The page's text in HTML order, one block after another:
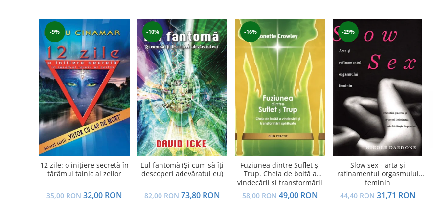
Spiritualitate şi ştiinţă
Fără categorie
Cunoaștere
-9%
12 zile: o inițiere secretă în
tărâmul tainic al zeilor
35,00 RON32,00 RON
-10%
Eul fantomă (Și cum să îți
descoperi adevăratul eu)
82,00 RON73,80 RON
-16%
Fuziunea dintre Suflet și
Trup. Cheia de boltă a
vindecării și transformării
spirituale
58,00 RON49,00 RON
-29%
Slow sex - arta şi
rafinamentul orgasmului
feminin
44,40 RON31,71 RON